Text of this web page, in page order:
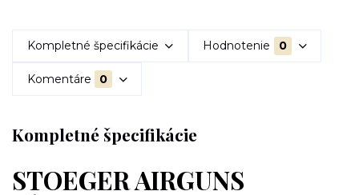
Kompletné špecifikácie Hodnotenie 0
Komentáre 0
Kompletné špecifikácie
STOEGER AIRGUNS